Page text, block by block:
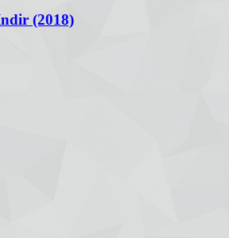
(2018)